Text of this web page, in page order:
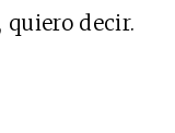
decir.